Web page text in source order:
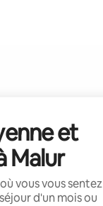
et
Malur
vous vous sentez
d'un mois ou